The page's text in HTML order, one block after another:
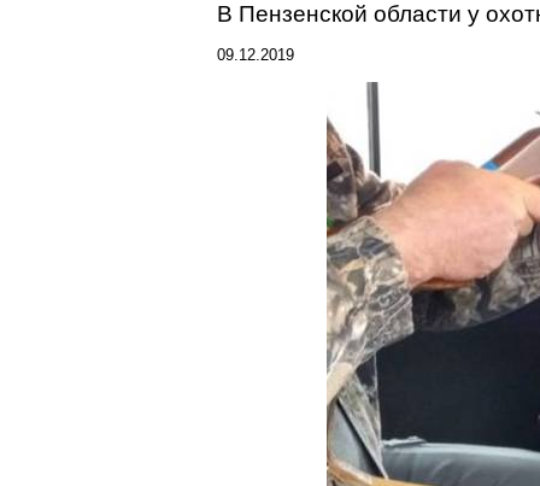
В Пензенской области у
09.12.2019